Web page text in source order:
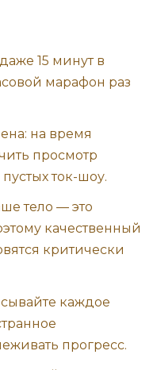
15 минут в
марафон раз
на время
просмотр
ток-шоу.
тело — это
качественный
критически
каждое
прогресс.